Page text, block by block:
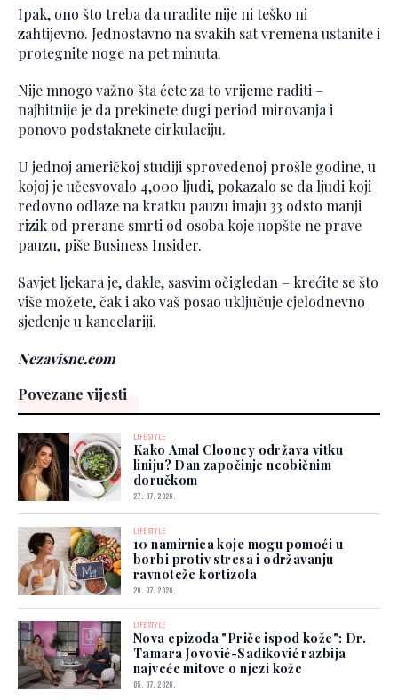
Ipak, ono što treba da uradite nije ni teško ni
zahtijevno. Jednostavno na svakih sat vremena ustanite i
protegnite noge na pet minuta.
Nije mnogo važno šta ćete za to vrijeme raditi –
najbitnije je da prekinete dugi period mirovanja i
ponovo podstaknete cirkulaciju.
U jednoj američkoj studiji sprovedenoj prošle godine, u
kojoj je učesvovalo 4,000 ljudi, pokazalo se da ljudi koji
redovno odlaze na kratku pauzu imaju 33 odsto manji
rizik od prerane smrti od osoba koje uopšte ne prave
pauzu, piše Business Insider.
Savjet ljekara je, dakle, sasvim očigledan – krećite se što
više možete, čak i ako vaš posao uključuje cjelodnevno
sjedenje u kancelariji.
Nezavisne.com
Povezane vijesti
LIFESTYLE
Kako Amal Clooney održava vitku
liniju? Dan započinje neobičnim
doručkom
27. 07. 2026.
LIFESTYLE
10 namirnica koje mogu pomoći u
borbi protiv stresa i održavanju
ravnoteže kortizola
20. 07. 2026.
LIFESTYLE
Nova epizoda "Priče ispod kože": Dr.
Tamara Jovović-Sadiković razbija
najveće mitove o njezi kože
05. 07. 2026.